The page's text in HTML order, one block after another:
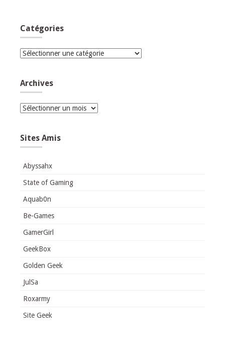
Catégories
Catégories
Archives
Archives
Sites Amis
Abyssahx
State of Gaming
Aquab0n
Be-Games
GamerGirl
GeekBox
Golden Geek
JulSa
Roxarmy
Site Geek